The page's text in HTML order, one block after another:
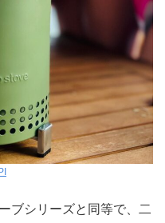
ブシリーズと同等で、二